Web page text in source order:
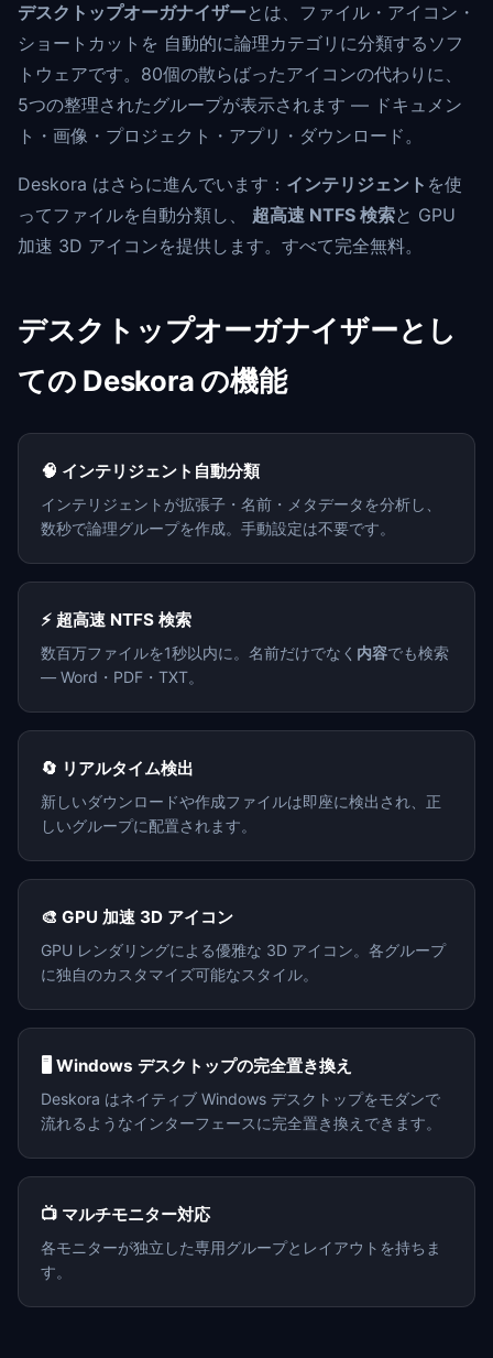
デスクトップオーガナイザーとは、ファイル・アイコン・
ショートカットを 自動的に論理カテゴリに分類するソフ
トウェアです。80個の散らばったアイコンの代わりに、
5つの整理されたグループが表示されます — ドキュメン
ト・画像・プロジェクト・アプリ・ダウンロード。
Deskora はさらに進んでいます： インテリジェント を使
ってファイルを自動分類し、 超高速 NTFS 検索と GPU
加速 3D アイコンを提供します。すべて完全無料。
デスクトップオーガナイザーとし
ての Deskora の機能
🧠 インテリジェント自動分類
インテリジェントが拡張子・名前・メタデータを分析し、
数秒で論理グループを作成。手動設定は不要です。
⚡ 超高速 NTFS 検索
数百万ファイルを1秒以内に。名前だけでなく 内容でも検索
— Word・PDF・TXT。
🔄 リアルタイム検出
新しいダウンロードや作成ファイルは即座に検出され、正
しいグループに配置されます。
🎨 GPU 加速 3D アイコン
GPU レンダリングによる優雅な 3D アイコン。各グループ
に独自のカスタマイズ可能なスタイル。
🖥️ Windows デスクトップの完全置き換え
Deskora はネイティブ Windows デスクトップをモダンで
流れるようなインターフェースに完全置き換えできます。
📺 マルチモニター対応
各モニターが独立した専用グループとレイアウトを持ちま
す。